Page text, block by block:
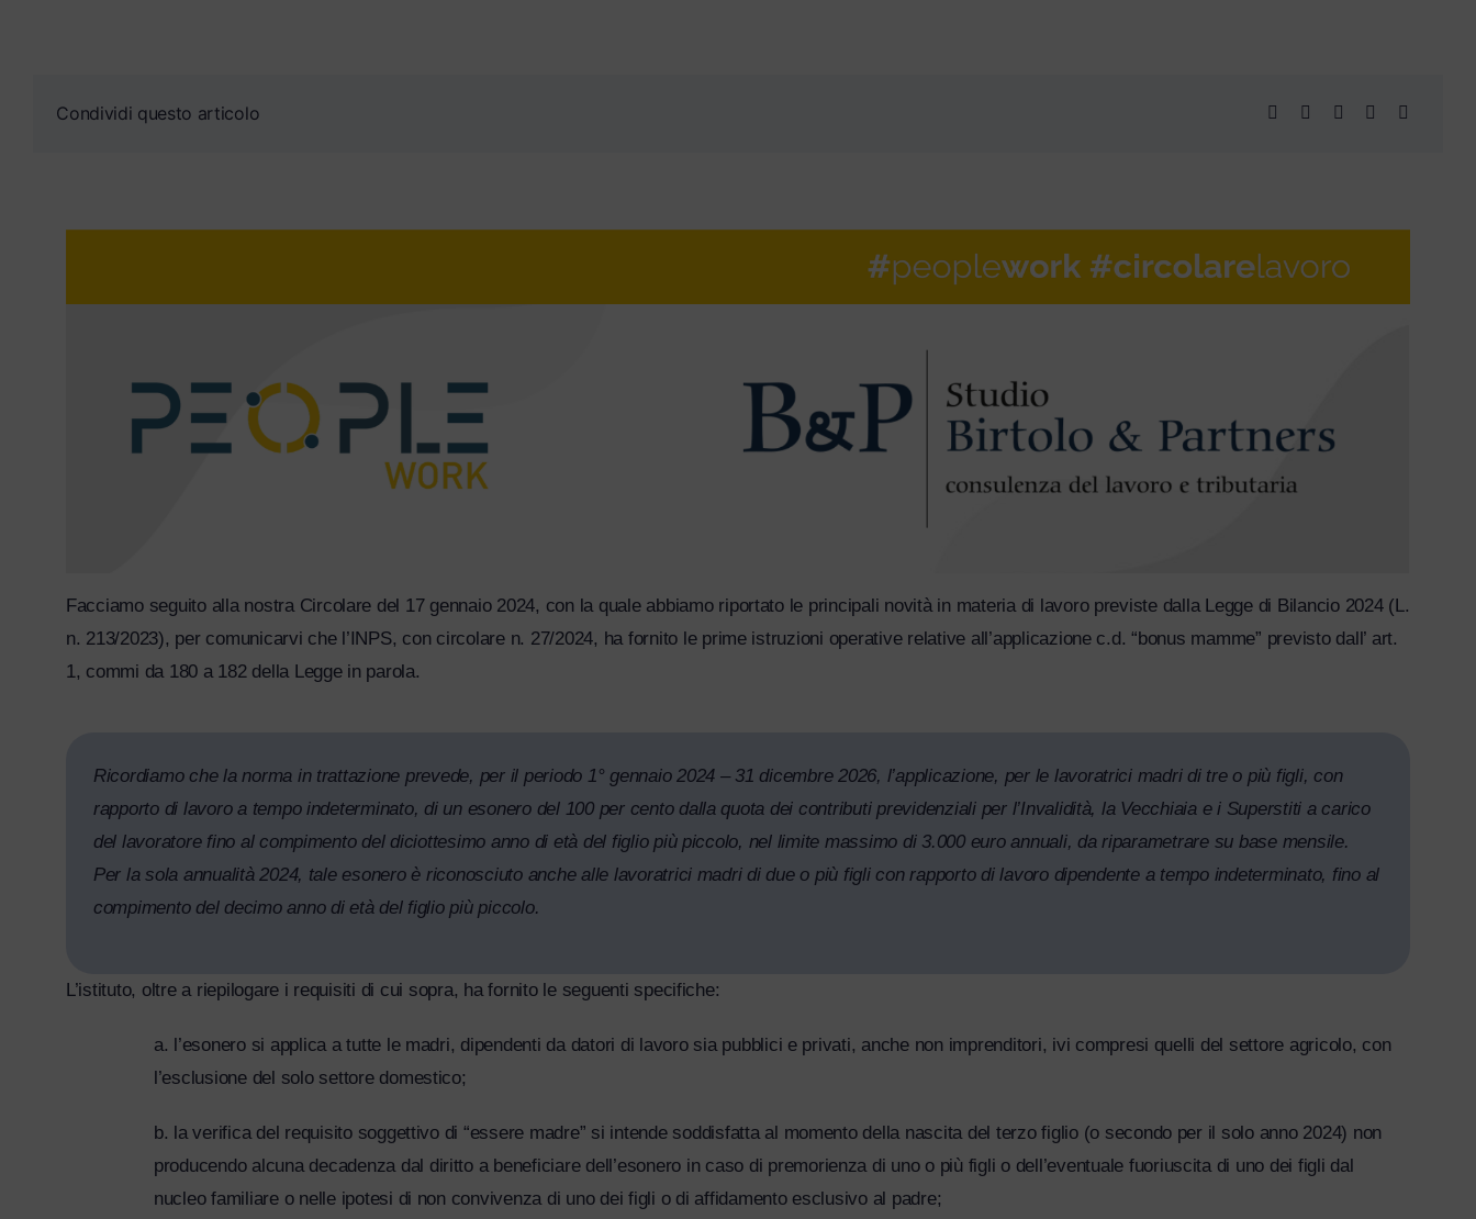
Condividi questo articolo
Facciamo seguito alla nostra Circolare del 17 gennaio 2024, con la quale abbiamo riportato le principali novità in materia di lavoro previste dalla Legge di Bilancio 2024 (L.
n. 213/2023), per comunicarvi che l’INPS, con circolare n. 27/2024, ha fornito le prime istruzioni operative relative all’applicazione c.d. “bonus mamme” previsto dall’ art.
1, commi da 180 a 182 della Legge in parola.
Ricordiamo che la norma in trattazione prevede, per il periodo 1° gennaio 2024 – 31 dicembre 2026, l’applicazione, per le lavoratrici madri di tre o più figli, con
rapporto di lavoro a tempo indeterminato, di un esonero del 100 per cento dalla quota dei contributi previdenziali per l’Invalidità, la Vecchiaia e i Superstiti a carico
del lavoratore fino al compimento del diciottesimo anno di età del figlio più piccolo, nel limite massimo di 3.000 euro annuali, da riparametrare su base mensile.
Per la sola annualità 2024, tale esonero è riconosciuto anche alle lavoratrici madri di due o più figli con rapporto di lavoro dipendente a tempo indeterminato, fino al
compimento del decimo anno di età del figlio più piccolo.
L’istituto, oltre a riepilogare i requisiti di cui sopra, ha fornito le seguenti specifiche:
a. l’esonero si applica a tutte le madri, dipendenti da datori di lavoro sia pubblici e privati, anche non imprenditori, ivi compresi quelli del settore agricolo, con
l’esclusione del solo settore domestico;
b. la verifica del requisito soggettivo di “essere madre” si intende soddisfatta al momento della nascita del terzo figlio (o secondo per il solo anno 2024) non
producendo alcuna decadenza dal diritto a beneficiare dell’esonero in caso di premorienza di uno o più figli o dell’eventuale fuoriuscita di uno dei figli dal
nucleo familiare o nelle ipotesi di non convivenza di uno dei figli o di affidamento esclusivo al padre;